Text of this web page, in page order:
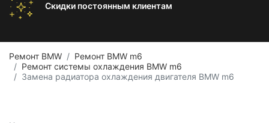
Скидки постоянным клиентам
Ремонт BMW
Ремонт BMW m6
Ремонт системы охлаждения BMW m6
Замена радиатора охлаждения двигателя BMW m6